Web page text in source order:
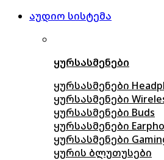
აუდიო სისტემა
ყურსასმენები
ყურსასმენები
ყურსასმენები
ყურსასმენები Buds
ყურსასმენები
ყურსასმენები
ყურის ბლუთუსები